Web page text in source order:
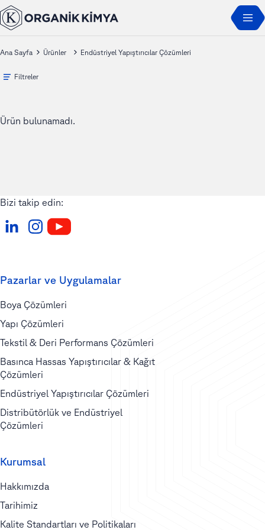
Ana Sayfa Ürünler Endüstriyel Yapıştırıcılar Çözümleri
Filtreler
Ürün bulunamadı.
Bizi takip edin:
Pazarlar ve Uygulamalar
Boya Çözümleri
Yapı Çözümleri
Tekstil & Deri Performans Çözümleri
Basınca Hassas Yapıştırıcılar & Kağıt
Çözümleri
Endüstriyel Yapıştırıcılar Çözümleri
Distribütörlük ve Endüstriyel
Çözümleri
Kurumsal
Hakkımızda
Tarihimiz
Kalite Standartları ve Politikaları